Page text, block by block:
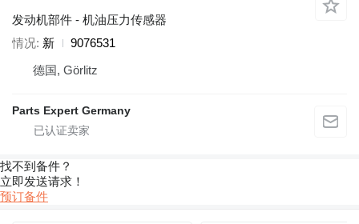
发动机部件 - 机油压力传感器
情况 新
9076531
德国, Görlitz
Parts Expert Germany
找不到备件？
立即发送请求！
预订备件